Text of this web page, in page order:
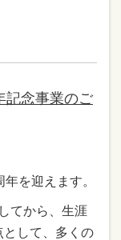
記念事業のご
を迎えます。
てから、生涯
して、多くの